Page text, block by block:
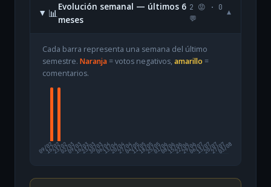
📊
Evolución semanal — últimos 6
meses
2 😡 · 0
💬
▾
Cada barra representa una semana del último
semestre. Naranja= votos negativos, amarillo =
comentarios.
09/02
16/0223/0202/0309/0316/0323/0330/0306/0413/0420/0427/0404/0511/0518/0525/0501/0608/0615/0622/0629/0606/0713/0720/0727/07
03/08